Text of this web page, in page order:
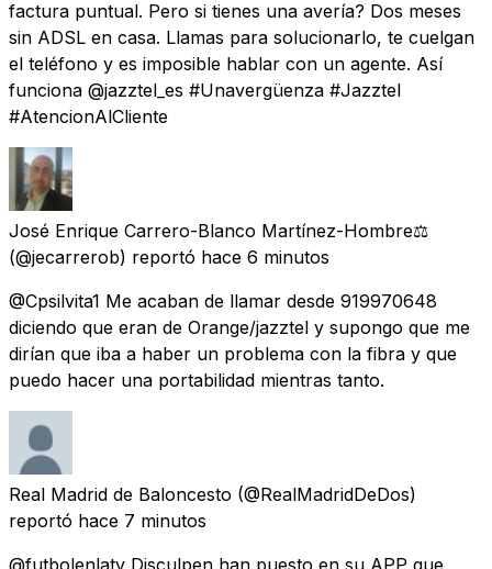
factura puntual. Pero si tienes una avería? Dos meses
sin ADSL en casa. Llamas para solucionarlo, te cuelgan
el teléfono y es imposible hablar con un agente. Así
funciona @jazztel_es #Unavergüenza #Jazztel
#AtencionAlCliente
José Enrique Carrero-Blanco Martínez-Hombre⚖️
(@jecarrerob) reportó hace 6 minutos
@Cpsilvita1 Me acaban de llamar desde 919970648
diciendo que eran de Orange/jazztel y supongo que me
dirían que iba a haber un problema con la fibra y que
puedo hacer una portabilidad mientras tanto.
Real Madrid de Baloncesto (@RealMadridDeDos)
reportó hace 7 minutos
@futbolenlatv Disculpen han puesto en su APP que